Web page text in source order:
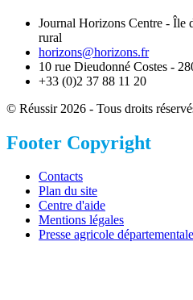
Journal Horizons Centre - Île
rural
horizons@horizons.fr
10 rue Dieudonné Costes -
+33 (0)2 37 88 11 20
© Réussir 2026 - Tous droits
Footer Copyright
Contacts
Plan du site
Centre d'aide
Mentions légales
Presse agricole départementale